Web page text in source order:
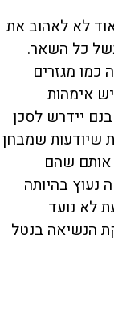
לא לאהוב את
כל השאר.
כמו מגזרים
אימהות
יידרש לסכן
שיודעות שמבחן
שהם
נעוץ בהיותה
לא נועד
הנשיאה בנטל